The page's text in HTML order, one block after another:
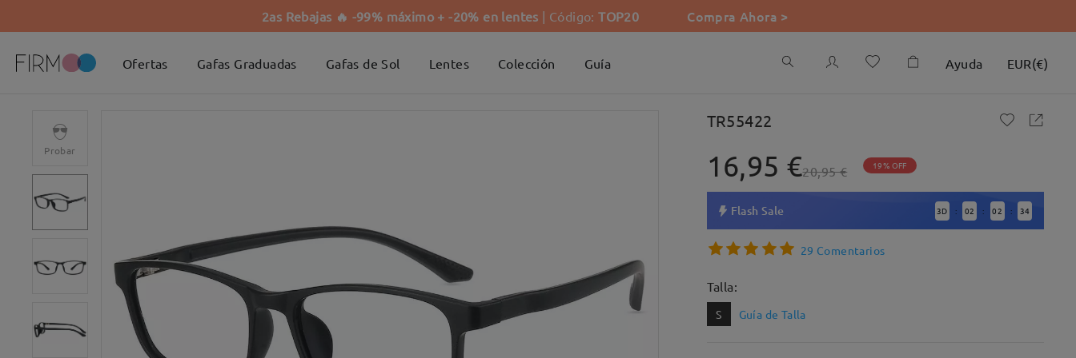
2as Rebajas 🔥 -99% máximo + -20% en lentes | Código:TOP20 Compra Ahora >
Ofertas Gafas Graduadas Gafas de Sol Lentes Colección Guía Ayuda EUR(€)
Probar
TR55422
16,95 €20,95 € 19% OFF
Flash Sale 3D : 02 : 02 : 33
29 Comentarios
Talla:
S Guía de Talla